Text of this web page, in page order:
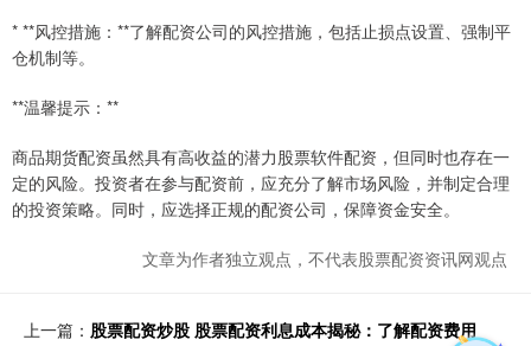
* **风控措施：**了解配资公司的风控措施，包括止损点设置、强制平
仓机制等。
**温馨提示：**
商品期货配资虽然具有高收益的潜力股票软件配资，但同时也存在一
定的风险。投资者在参与配资前，应充分了解市场风险，并制定合理
的投资策略。同时，应选择正规的配资公司，保障资金安全。
文章为作者独立观点，不代表股票配资资讯网观点
上一篇： 股票配资炒股 股票配资利息成本揭秘：了解配资费用